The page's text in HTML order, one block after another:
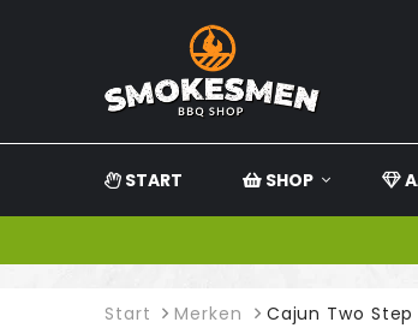
START SHOP
Start Merken Cajun Two Step